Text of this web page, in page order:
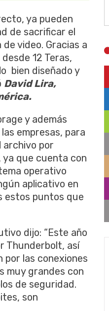
ya pueden
de sacrificar el
video. Gracias a
12 Teras,
bien diseñado y
David Lira,
y además
empresas, para
archivo por
ya que cuenta con
operativo
aplicativo en
estos puntos que
dijo: “Este año
Thunderbolt, así
por las conexiones
muy grandes con
de seguridad.
son